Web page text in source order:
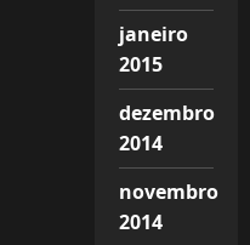
janeiro
2015
dezembro
2014
novembro
2014